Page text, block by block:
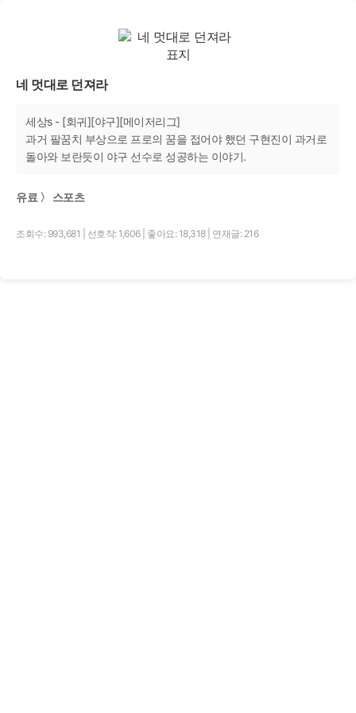
네 멋대로 던져라
세상s - [회귀][야구][메이저리그]
과거 팔꿈치 부상으로 프로의 꿈을 접어야 했던 구현진이 과거로
돌아와 보란듯이 야구 선수로 성공하는 이야기.
유료 〉 스포츠
조회수: 993,681 선호작: 1,606 좋아요: 18,318 연재글: 216